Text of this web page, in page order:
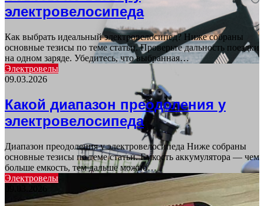
электровелосипеда
Как выбрать идеальный электровелосипед? Ниже собраны
основные тезисы по теме статьи. Проверьте дальность поездки
на одном заряде. Убедитесь, что выбранная…
Электровелы
09.03.2026
Какой диапазон преодоления у
электровелосипеда
Диапазон преодоления у электровелосипеда Ниже собраны
основные тезисы по теме статьи. Емкость аккумулятора — чем
больше емкость, тем дальше можно…
Электровелы